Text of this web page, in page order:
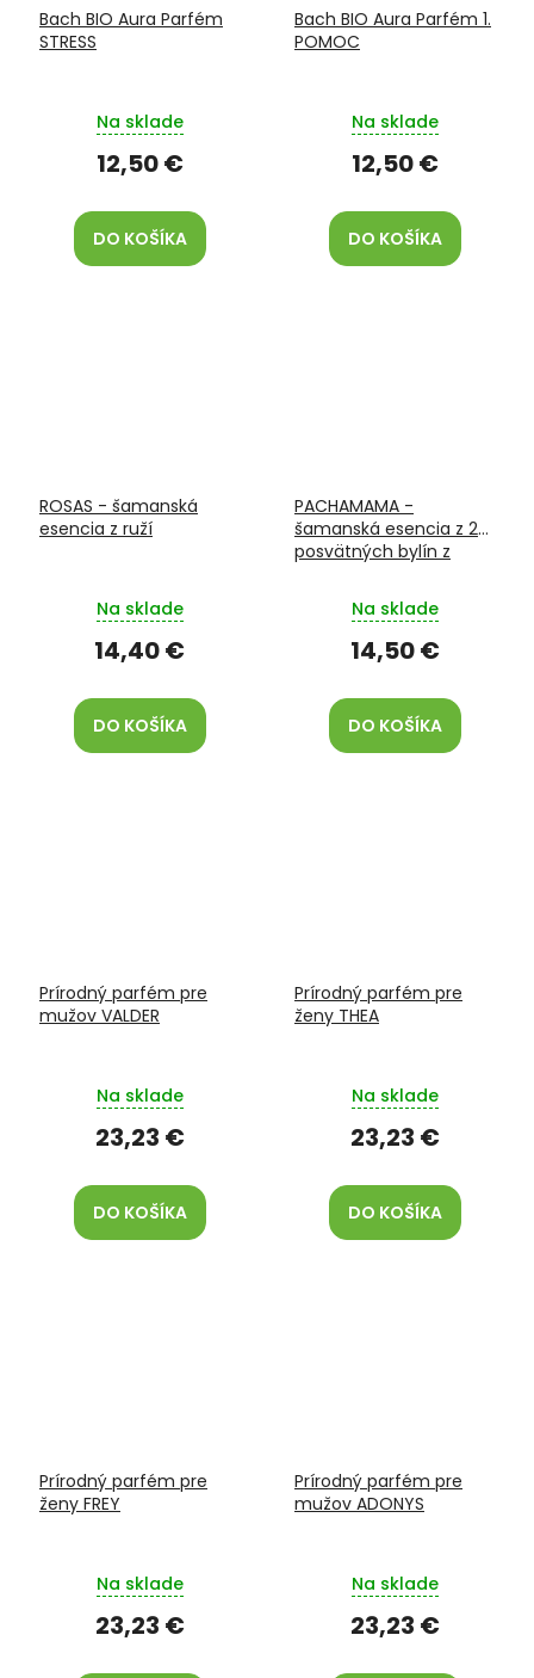
Bach BIO Aura Parfém
STRESS
Na sklade
12,50 €
DO KOŠÍKA
Bach BIO Aura Parfém 1.
POMOC
Na sklade
12,50 €
DO KOŠÍKA
ROSAS - šamanská
esencia z ruží
Na sklade
14,40 €
DO KOŠÍKA
PACHAMAMA -
šamanská esencia z 22
posvätných bylín z
Na sklade
14,50 €
DO KOŠÍKA
Prírodný parfém pre
mužov VALDER
Na sklade
23,23 €
DO KOŠÍKA
Prírodný parfém pre
ženy THEA
Na sklade
23,23 €
DO KOŠÍKA
Prírodný parfém pre
ženy FREY
Na sklade
23,23 €
Prírodný parfém pre
mužov ADONYS
Na sklade
23,23 €